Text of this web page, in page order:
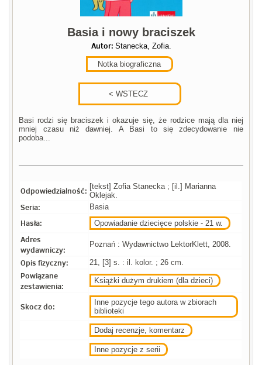
Basia i nowy braciszek
Autor: Stanecka, Zofia.
Notka biograficzna
Basi rodzi się braciszek i okazuje się, że rodzice mają dla niej
mniej czasu niż dawniej. A Basi to się zdecydowanie nie
podoba...
Odpowiedzialność: [tekst] Zofia Stanecka ; [il.] Marianna
Oklejak.
Seria: Basia
Hasła: Opowiadanie dziecięce polskie - 21 w.
Adres
wydawniczy:
Poznań : Wydawnictwo LektorKlett, 2008.
Opis fizyczny: 21, [3] s. : il. kolor. ; 26 cm.
Powiązane
zestawienia:
Książki dużym drukiem (dla dzieci)
Skocz do:
Inne pozycje tego autora w zbiorach
biblioteki
Dodaj recenzje, komentarz
Inne pozycje z serii